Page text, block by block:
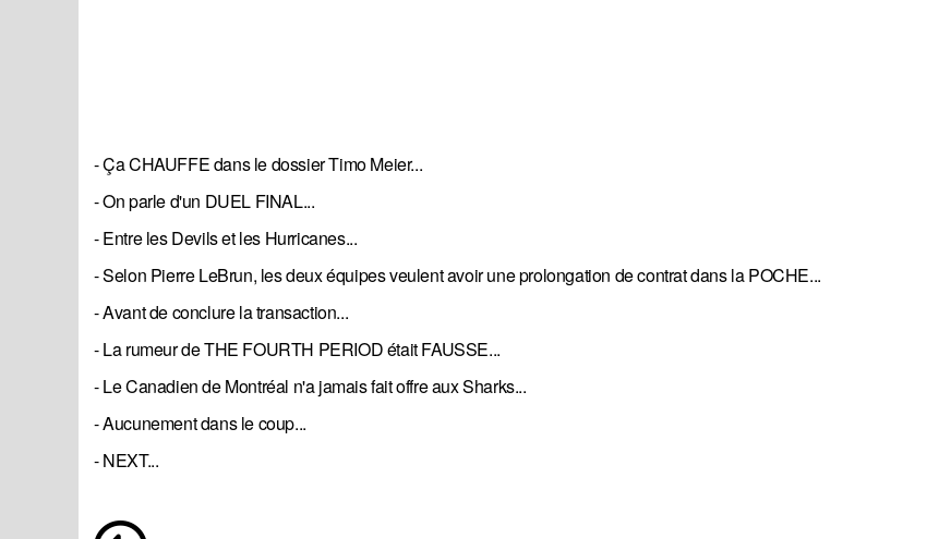
- Ça CHAUFFE dans le dossier Timo Meier...
- On parle d'un DUEL FINAL...
- Entre les Devils et les Hurricanes...
- Selon Pierre LeBrun, les deux équipes veulent avoir une prolongation de contrat dans la POCHE...
- Avant de conclure la transaction...
- La rumeur de THE FOURTH PERIOD était FAUSSE...
- Le Canadien de Montréal n'a jamais fait offre aux Sharks...
- Aucunement dans le coup...
- NEXT...